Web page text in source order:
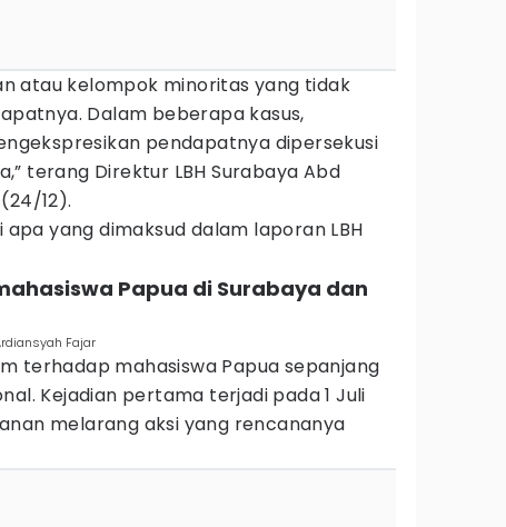
atau kelompok minoritas yang tidak
Dalam beberapa kasus,
pendapatnya dipersekusi
terang Direktur LBH Surabaya Abd
12).
yang dimaksud dalam laporan LBH
Papua di Surabaya dan
Fajar
terhadap mahasiswa Papua sepanjang
Kejadian pertama terjadi pada 1 Juli
melarang aksi yang rencananya